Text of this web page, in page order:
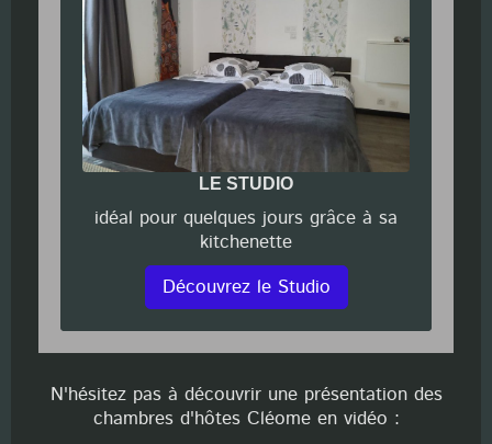
LE STUDIO
idéal pour quelques jours grâce à sa
kitchenette
Découvrez le Studio
N'hésitez pas à découvrir une présentation des
chambres d'hôtes Cléome en vidéo :